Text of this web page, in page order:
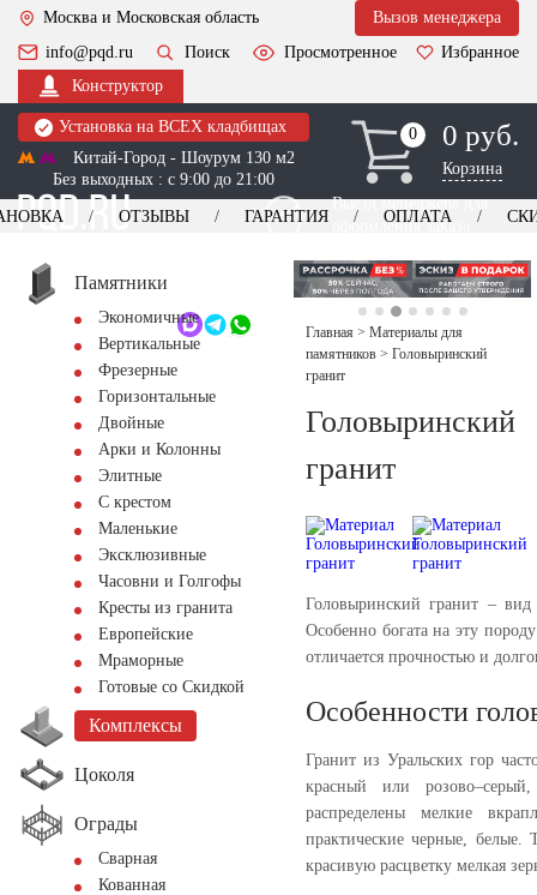
Москва и Московская область
Вызов менеджера
info@pqd.ru
Поиск Просмотренное
Избранное
Конструктор
Установка на ВСЕХ кладбищах
Китай-Город - Шоурум 130 м2
Без выходных : с 9:00 до 21:00
0
0 0 руб.
Корзина
Выезд менеджера для
оформления заказа
+7 (495) 518-44-23
Обратный звонок
ОТЗЫВЫ ГАРАНТИЯ ОПЛАТА
Памятники
Экономичные
Вертикальные
Фрезерные
Горизонтальные
Двойные
Арки и Колонны
Элитные
С крестом
Маленькие
Эксклюзивные
Часовни и Голгофы
Кресты из гранита
Европейские
Мраморные
Готовые со Скидкой
Комплексы
Цоколя
Ограды
Сварная
Кованная
Главная > Материалы для
памятников > Головыринский
гранит
Головыринский
гранит
Головыринский гранит –
Особенно богата на эту
отличается прочностью и
Особенности
Гранит из Уральских гор
красный или
распределены мелкие
практические черные, белые.
красивую расцветку мелкая